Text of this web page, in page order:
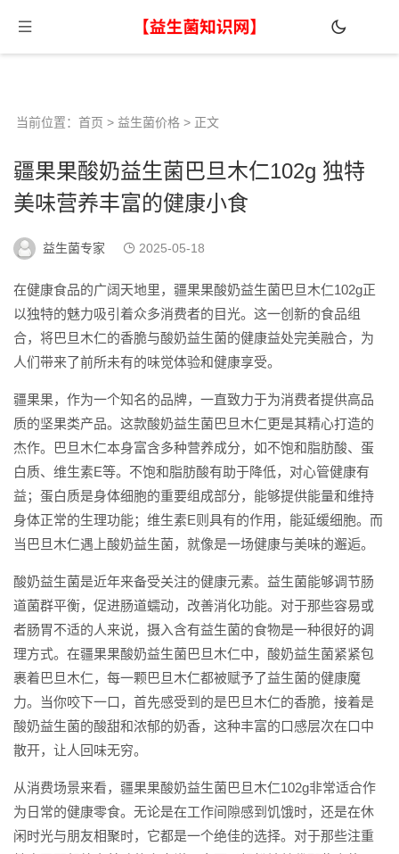
当前位置： 首页 > 益生菌价格 > 正文
疆果果酸奶益生菌巴旦木仁102g 独特
美味营养丰富的健康小食
益生菌专家 2025-05-18
在健康食品的广阔天地里，疆果果酸奶益生菌巴旦木仁102g正
以独特的魅力吸引着众多消费者的目光。这一创新的食品组
合，将巴旦木仁的香脆与酸奶益生菌的健康益处完美融合，为
人们带来了前所未有的味觉体验和健康享受。
疆果果，作为一个知名的品牌，一直致力于为消费者提供高品
质的坚果类产品。这款酸奶益生菌巴旦木仁更是其精心打造的
杰作。巴旦木仁本身富含多种营养成分，如不饱和脂肪酸、蛋
白质、维生素E等。不饱和脂肪酸有助于降低，对心管健康有
益；蛋白质是身体细胞的重要组成部分，能够提供能量和维持
身体正常的生理功能；维生素E则具有的作用，能延缓细胞。而
当巴旦木仁遇上酸奶益生菌，就像是一场健康与美味的邂逅。
酸奶益生菌是近年来备受关注的健康元素。益生菌能够调节肠
道菌群平衡，促进肠道蠕动，改善消化功能。对于那些容易或
者肠胃不适的人来说，摄入含有益生菌的食物是一种很好的调
理方式。在疆果果酸奶益生菌巴旦木仁中，酸奶益生菌紧紧包
裹着巴旦木仁，每一颗巴旦木仁都被赋予了益生菌的健康魔
力。当你咬下一口，首先感受到的是巴旦木仁的香脆，接着是
酸奶益生菌的酸甜和浓郁的奶香，这种丰富的口感层次在口中
散开，让人回味无穷。
从消费场景来看，疆果果酸奶益生菌巴旦木仁102g非常适合作
为日常的健康零食。无论是在工作间隙感到饥饿时，还是在休
闲时光与朋友相聚时，它都是一个绝佳的选择。对于那些注重